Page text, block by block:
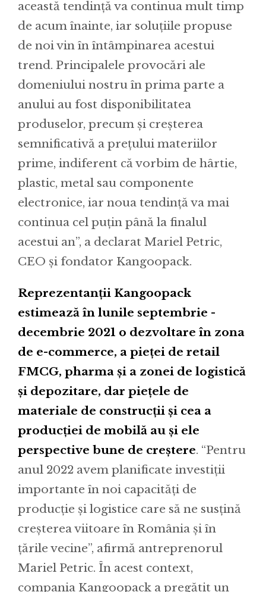
această tendință va continua mult timp
de acum înainte, iar soluțiile propuse
de noi vin în întâmpinarea acestui
trend. Principalele provocări ale
domeniului nostru în prima parte a
anului au fost disponibilitatea
produselor, precum și creșterea
semnificativă a prețului materiilor
prime, indiferent că vorbim de hârtie,
plastic, metal sau componente
electronice, iar noua tendință va mai
continua cel puțin până la finalul
acestui an”, a declarat Mariel Petric,
CEO și fondator Kangoopack.
Reprezentanții Kangoopack
estimează în lunile septembrie -
decembrie 2021 o dezvoltare în zona
de e-commerce, a pieței de retail
FMCG, pharma și a zonei de logistică
și depozitare, dar piețele de
materiale de construcții și cea a
producției de mobilă au și ele
perspective bune de creștere. “Pentru
anul 2022 avem planificate investiții
importante în noi capacități de
producție și logistice care să ne susțină
creșterea viitoare în România și în
țările vecine”, afirmă antreprenorul
Mariel Petric. În acest context,
compania Kangoopack a pregătit un